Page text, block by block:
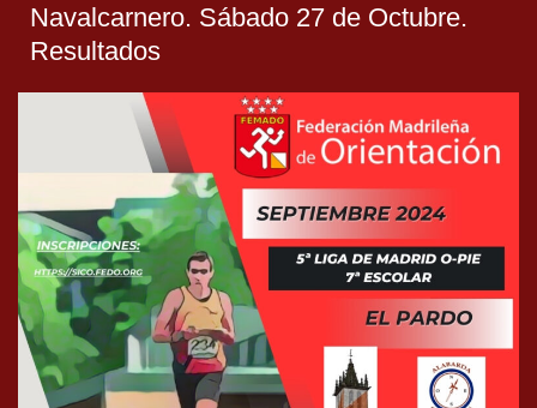
Navalcarnero. Sábado 27 de Octubre.
Resultados